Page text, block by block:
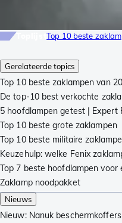
Gerelateerde topics
Top 10 beste zaklampen van
De top-10 best verkochte
5 hoofdlampen getest | Expert
Top 10 beste grote zaklampen
Top 10 beste militaire
Keuzehulp: welke Fenix
Top 7 beste hoofdlampen voor
Zaklamp noodpakket
Nieuws
Nieuw: Nanuk
ToplijstTop 10 beste